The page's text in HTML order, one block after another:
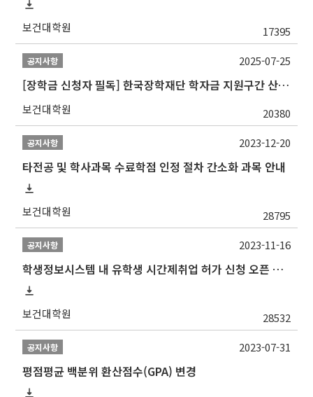
보건대학원 17395
공지사항
[장학금 신청자 필독] 한국장학재단 학자금 지원구간 산정 권고
보건대학원 20380
2025-07-25
공지사항
타전공 및 학사과목 수료학점 인정 절차 간소화 과목 안내
보건대학원 28795
2023-12-20
공지사항
학생정보시스템 내 유학생 시간제취업 허가 신청 오픈 안내
보건대학원 28532
2023-11-16
공지사항
평점평균 백분위 환산점수(GPA) 변경
2023-07-31